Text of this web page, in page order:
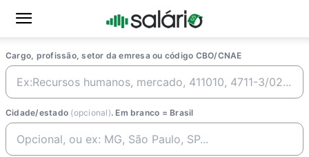
Cargo, profissão, setor da emresa ou código CBO/CNAE
Cidade/estado (opcional). Em branco = Brasil